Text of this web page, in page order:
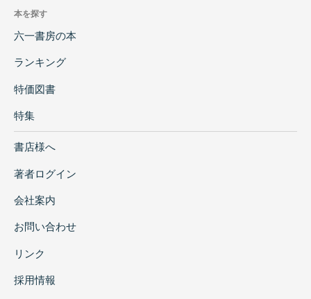
本を探す
六一書房の本
ランキング
特価図書
特集
書店様へ
著者ログイン
会社案内
お問い合わせ
リンク
採用情報